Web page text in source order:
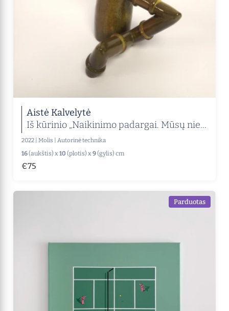
Aistė Kalvelytė
Iš kūrinio „Naikinimo padargai. Mūsų nieks nesustabdys“ (Nr. 1)
2022 | Molis | Autorinė technika
16(aukštis) x 10 (plotis) x 9(gylis) cm
€75
Parduotas